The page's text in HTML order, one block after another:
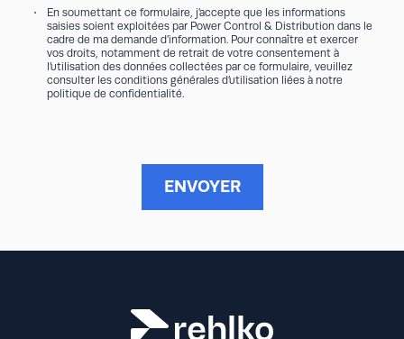
En soumettant ce formulaire, j’accepte que les informations
saisies soient exploitées par Power Control & Distribution dans le
cadre de ma demande d’information. Pour connaître et exercer
vos droits, notamment de retrait de votre consentement à
l’utilisation des données collectées par ce formulaire, veuillez
consulter les conditions générales d’utilisation liées à notre
politique de confidentialité.
ENVOYER